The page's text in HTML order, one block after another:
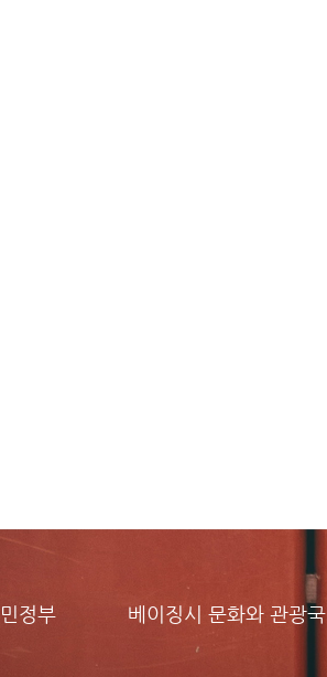
정부 베이징시 문화와 관광국